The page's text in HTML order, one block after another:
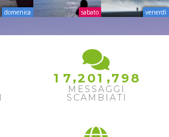
domenica sabato venerdì
1 7 ,2 01 ,7 98
MESSAGGI
SCAMBIATI